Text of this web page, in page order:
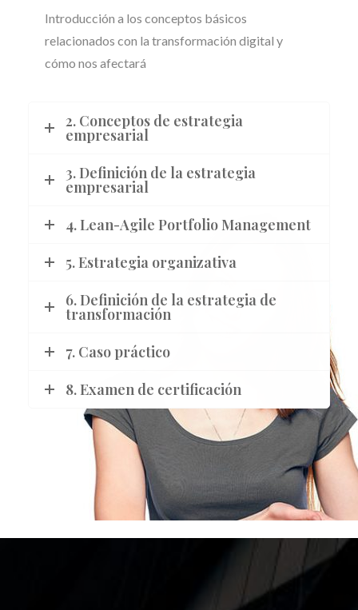
Introducción a los conceptos básicos
relacionados con la transformación digital y
cómo nos afectará
2. Conceptos de estrategia
empresarial
3. Definición de la estrategia
empresarial
4. Lean-Agile Portfolio Management
5. Estrategia organizativa
6. Definición de la estrategia de
transformación
7. Caso práctico
8. Examen de certificación